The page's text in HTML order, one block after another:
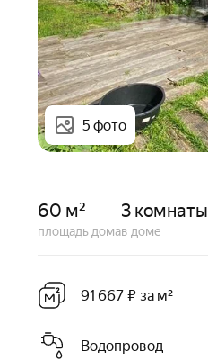
5 фото
60 м²
площадь дома
3 комнаты
в доме
91 667 ₽ за м²
Водопровод